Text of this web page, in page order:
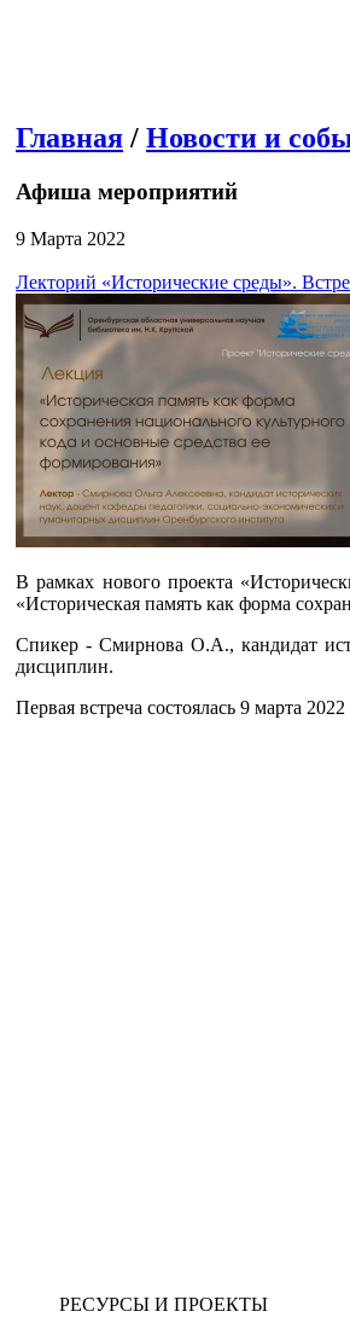
Главная / Новости и
Афиша мероприятий
9 Марта 2022
Лекторий «Исторические среды».
В рамках нового проекта
«Историческая память как форма
Спикер - Смирнова О.А., кандидат
дисциплин.
Первая встреча состоялась 9 марта 2022
РЕСУРСЫ И ПРОЕКТЫ